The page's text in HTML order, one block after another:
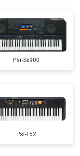
Psr-Sx900
Psr-F52